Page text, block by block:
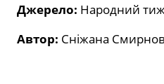
Джерело: Народний
Автор: Сніжана